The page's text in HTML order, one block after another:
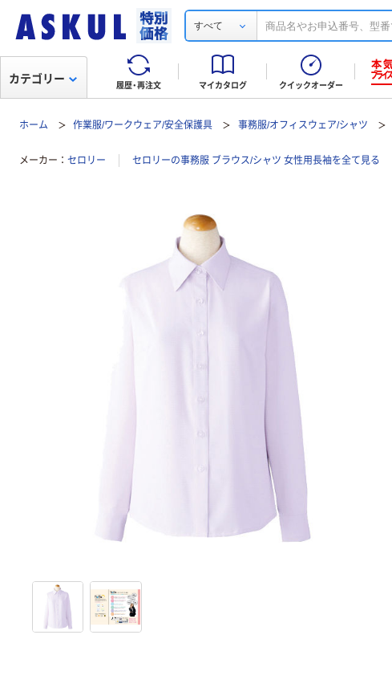
すべて
履歴・再注文 マイカタログ クイックオーダー
カテゴリー
ホーム 作業服/ワークウェア/安全保護具 事務服/オフィスウェア/シャツ
メーカー セロリー セロリーの事務服 ブラウス/シャツ 女性用長袖を全て見る